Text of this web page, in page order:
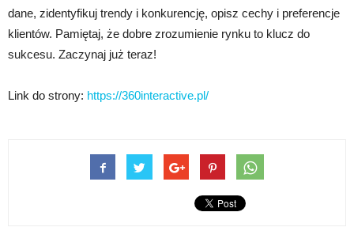
dane, zidentyfikuj trendy i konkurencję, opisz cechy i preferencje
klientów. Pamiętaj, że dobre zrozumienie rynku to klucz do
sukcesu. Zaczynaj już teraz!
Link do strony: https://360interactive.pl/